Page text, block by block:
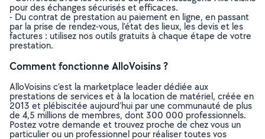
pour des échanges sécurisés et efficaces.
- Du contrat de prestation au paiement en ligne, en passant
par la prise de rendez-vous, l’état des lieux, les devis et les
factures : utilisez nos outils gratuits à chaque étape de votre
prestation.
Comment fonctionne AlloVoisins ?
AlloVoisins c’est la marketplace leader dédiée aux
prestations de services et à la location de matériel, créée en
2013 et plébiscitée aujourd’hui par une communauté de plus
de 4,5 millions de membres, dont 300 000 professionnels.
Postez votre demande et trouvez proche de chez vous un
particulier ou un professionnel pour réaliser toutes vos